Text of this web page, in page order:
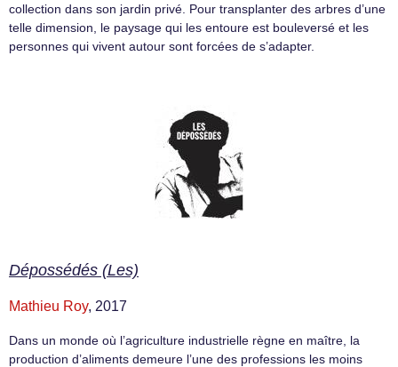
collection dans son jardin privé. Pour transplanter des arbres d’une
telle dimension, le paysage qui les entoure est bouleversé et les
personnes qui vivent autour sont forcées de s’adapter.
Dépossédés (Les)
Mathieu Roy, 2017
Dans un monde où l’agriculture industrielle règne en maître, la
production d’aliments demeure l’une des professions les moins